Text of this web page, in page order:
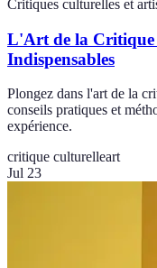
Critiques culturelles et
L'Art de la Critique
Indispensables
Plongez dans l'art de la
conseils pratiques et
expérience.
critique culturelleart
Jul 23